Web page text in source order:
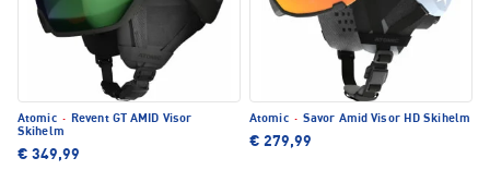
Atomic · Revent GT AMID Visor
Skihelm
€ 349,99
Atomic · Savor Amid Visor HD Skihelm
€ 279,99